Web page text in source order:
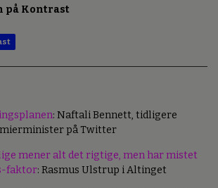
på Kontrast
: Naftali Bennett, tidligere
på Twitter
mener alt det rigtige, men har mistet
faktor: Rasmus Ulstrup i Altinget